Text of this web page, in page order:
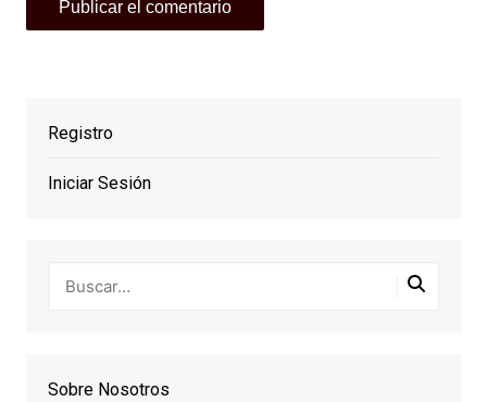
Registro
Iniciar Sesión
Sobre Nosotros